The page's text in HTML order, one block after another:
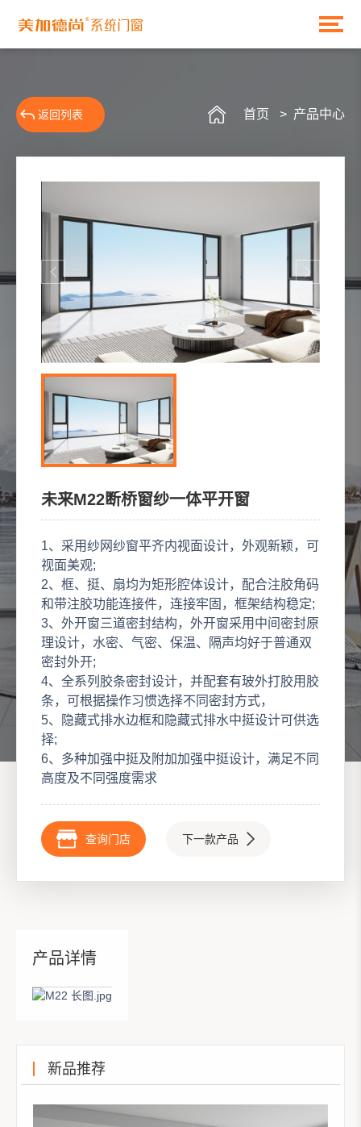
返回列表 首页 > 产品中心
未来M22断桥窗纱一体平开窗
1、采用纱网纱窗平齐内视面设计，外观新颖，可
视面美观;
2、框、挺、扇均为矩形腔体设计，配合注胶角码
和带注胶功能连接件，连接牢固，框架结构稳定;
3、外开窗三道密封结构，外开窗采用中间密封原
理设计，水密、气密、保温、隔声均好于普通双
密封外开;
4、全系列胶条密封设计，并配套有玻外打胶用胶
条，可根据操作习惯选择不同密封方式，
5、隐藏式排水边框和隐藏式排水中挺设计可供选
择;
6、多种加强中挺及附加加强中挺设计，满足不同
高度及不同强度需求
查询门店 下一款产品
新品推荐
产品详情